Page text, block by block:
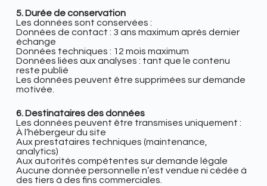
5. Durée de conservation
Les données sont conservées :
Données de contact : 3 ans maximum après dernier
échange
Données techniques : 12 mois maximum
Données liées aux analyses : tant que le contenu
reste publié
Les données peuvent être supprimées sur demande
motivée.
6. Destinataires des données
Les données peuvent être transmises uniquement :
À l’hébergeur du site
Aux prestataires techniques (maintenance,
analytics)
Aux autorités compétentes sur demande légale
Aucune donnée personnelle n’est vendue ni cédée à
des tiers à des fins commerciales.